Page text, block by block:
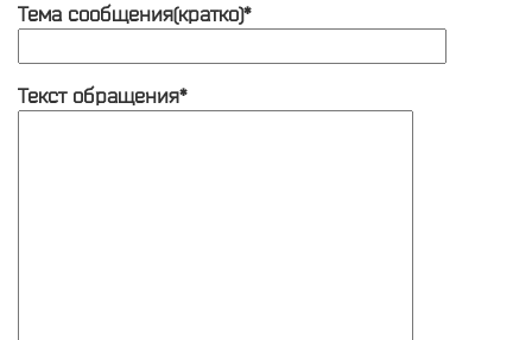
Тема сообщения(кратко)*
Текст обращения*